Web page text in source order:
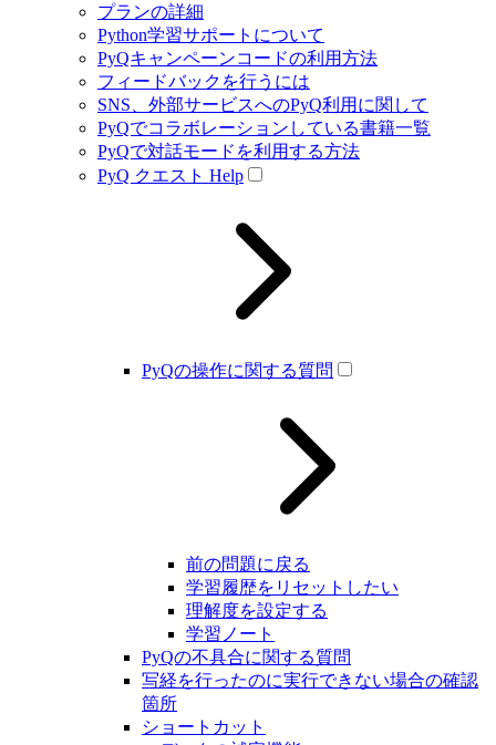
プランの詳細
Python学習サポートについて
PyQキャンペーンコードの利用方法
フィードバックを行うには
SNS、外部サービスへのPyQ利用に関して
PyQでコラボレーションしている書籍一覧
PyQで対話モードを利用する方法
PyQ クエスト Help
PyQの操作に関する質問
前の問題に戻る
学習履歴をリセットしたい
理解度を設定する
学習ノート
PyQの不具合に関する質問
写経を行ったのに実行できない場合の確認
箇所
ショートカット